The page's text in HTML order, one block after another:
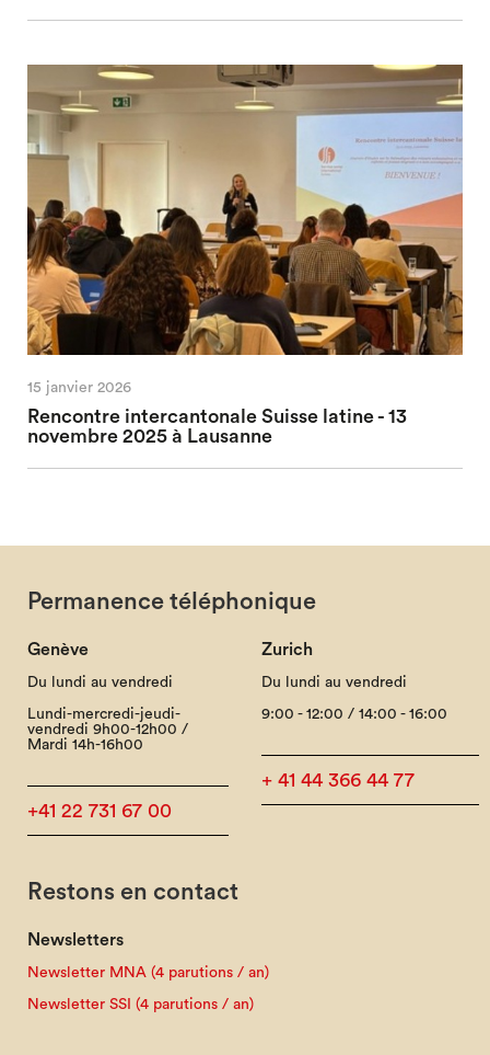
15 janvier 2026
Rencontre intercantonale Suisse latine - 13
novembre 2025 à Lausanne
Permanence téléphonique
Genève
Du lundi au vendredi
Lundi-mercredi-jeudi-
vendredi 9h00-12h00 /
Mardi 14h-16h00
+41 22 731 67 00
Zurich
Du lundi au vendredi
9:00 - 12:00 / 14:00 - 16:00
+ 41 44 366 44 77
Restons en contact
Newsletters
Newsletter MNA (4 parutions / an)
Newsletter SSI (4 parutions / an)